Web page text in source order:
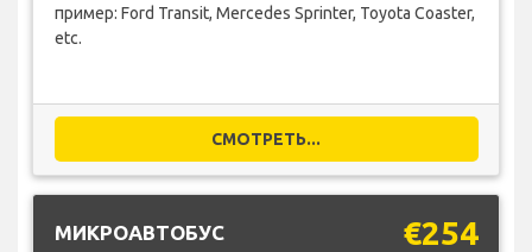
пример: Ford Transit, Mercedes Sprinter, Toyota Coaster,
etc.
СМОТРЕТЬ...
МИКРОАВТОБУС €254